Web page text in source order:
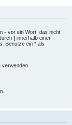
- vor ein Wort, das nicht
| innerhalb einer
Benutze ein * als
verwenden